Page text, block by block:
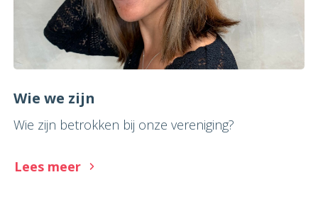
Wie we zijn
Wie zijn betrokken bij onze vereniging?
Lees meer